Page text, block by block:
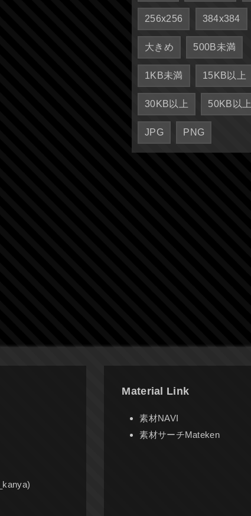
256x256 384x384
大きめ 500B未満
1KB未満 15KB以上
30KB以上 50KB以上
JPG PNG
Material Link
素材NAVI
素材サーチMateken